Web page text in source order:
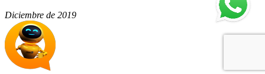
Diciembre de 2019